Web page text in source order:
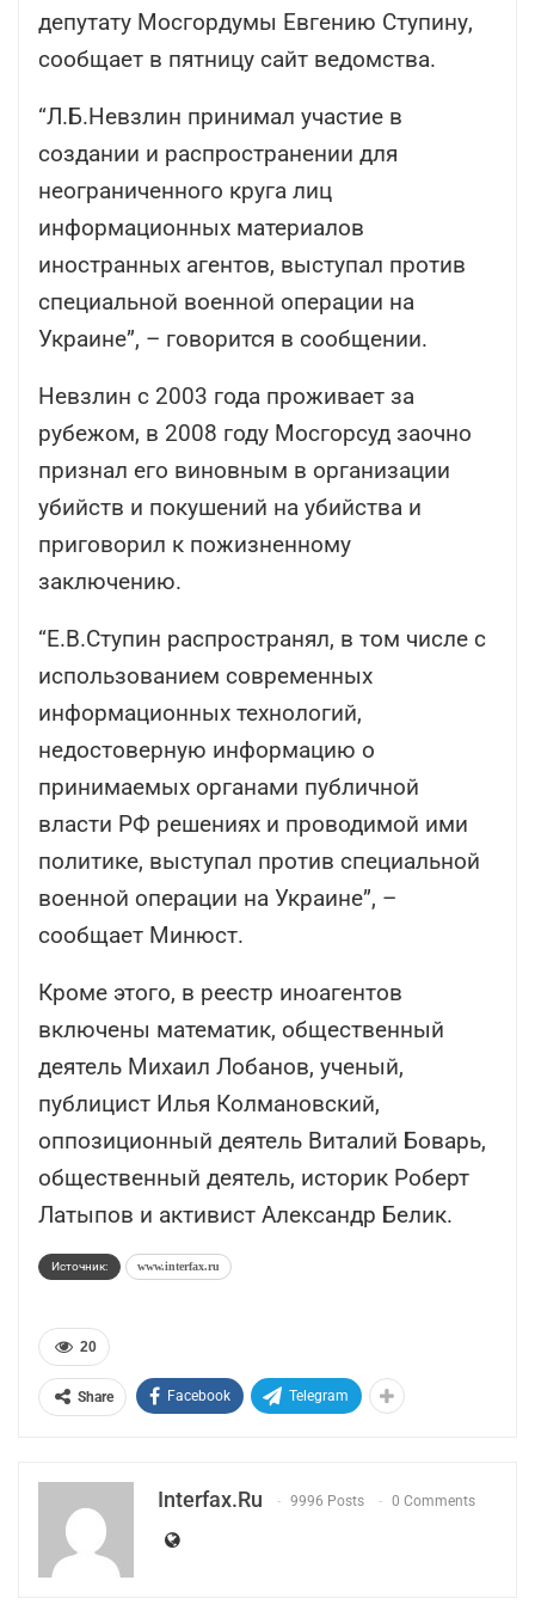
депутату Мосгордумы Евгению Ступину,
сообщает в пятницу сайт ведомства.
“Л.Б.Невзлин принимал участие в
создании и распространении для
неограниченного круга лиц
информационных материалов
иностранных агентов, выступал против
специальной военной операции на
Украине”, – говорится в сообщении.
Невзлин с 2003 года проживает за
рубежом, в 2008 году Мосгорсуд заочно
признал его виновным в организации
убийств и покушений на убийства и
приговорил к пожизненному
заключению.
“Е.В.Ступин распространял, в том числе с
использованием современных
информационных технологий,
недостоверную информацию о
принимаемых органами публичной
власти РФ решениях и проводимой ими
политике, выступал против специальной
военной операции на Украине”, –
сообщает Минюст.
Кроме этого, в реестр иноагентов
включены математик, общественный
деятель Михаил Лобанов, ученый,
публицист Илья Колмановский,
оппозиционный деятель Виталий Боварь,
общественный деятель, историк Роберт
Латыпов и активист Александр Белик.
Источник: www.interfax.ru
20
Share Facebook Telegram
Interfax.ru 9996 Posts 0 Comments